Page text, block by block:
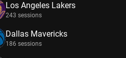
Los Angeles Lakers
243 sessions
Dallas Mavericks
186 sessions